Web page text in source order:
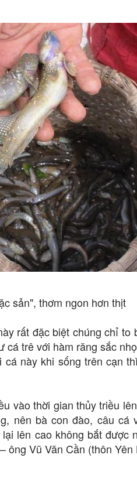
sản", thơm ngon hơn thịt
rất đặc biệt chúng chỉ
cá trê với hàm răng sắc
này khi sống trên cạn
vào thời gian thủy triều
nên bà con đào, câu
lên cao không bắt
ông Vũ Văn Cần (thôn